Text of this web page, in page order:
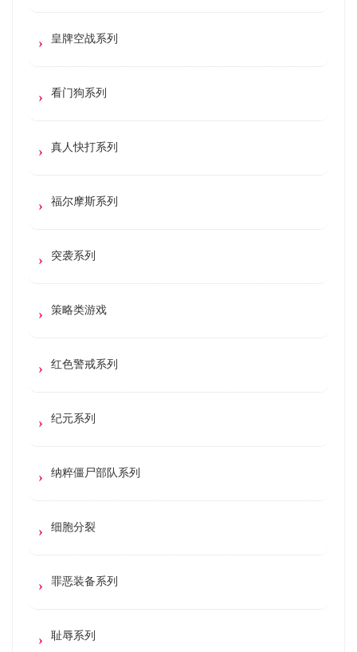
皇牌空战系列
看门狗系列
真人快打系列
福尔摩斯系列
突袭系列
策略类游戏
红色警戒系列
纪元系列
纳粹僵尸部队系列
细胞分裂
罪恶装备系列
耻辱系列